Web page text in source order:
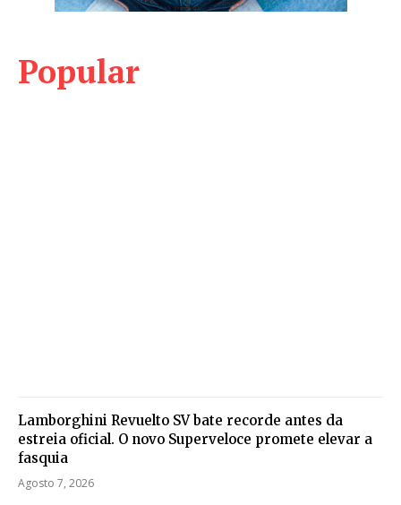
Popular
Lamborghini Revuelto SV bate recorde antes da
estreia oficial. O novo Superveloce promete elevar a
fasquia
Agosto 7, 2026